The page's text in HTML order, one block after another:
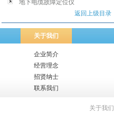
地下电缆故障定位仪
返回上级目录
关于我们
企业简介
经营理念
招贤纳士
联系我们
关于我们